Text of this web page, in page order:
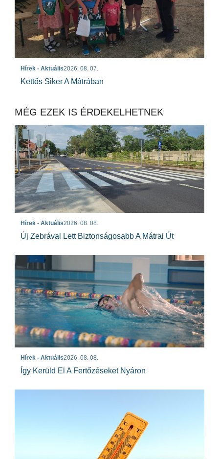
Hírek - Aktuális2026. 08. 07.
Kettős Siker A Mátrában
MÉG EZEK IS ÉRDEKELHETNEK
Hírek - Aktuális2026. 08. 08.
Új Zebrával Lett Biztonságosabb A Mátrai Út
Hírek - Aktuális2026. 08. 08.
Így Kerüld El A Fertőzéseket Nyáron